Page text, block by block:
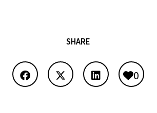
SHARE
0